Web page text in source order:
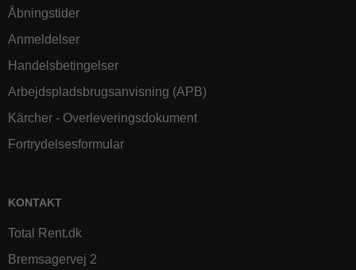
Åbningstider
Anmeldelser
Handelsbetingelser
Arbejdspladsbrugsanvisning (APB)
Kärcher - Overleveringsdokument
Fortrydelsesformular
KONTAKT
Total Rent.dk
Bremsagervej 2